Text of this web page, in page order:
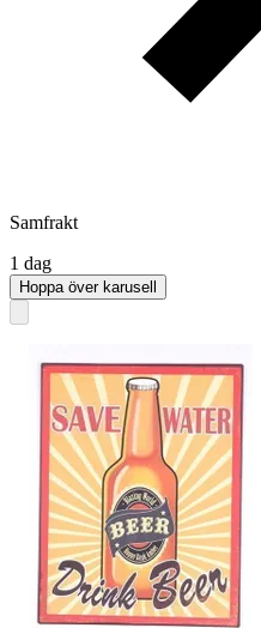
Samfrakt
1 dag
Hoppa över karusell